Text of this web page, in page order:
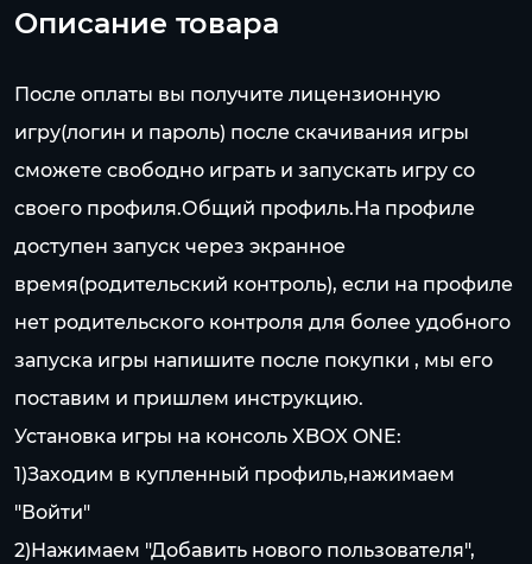
Описание товара
После оплаты вы получите лицензионную
игру(логин и пароль) после скачивания игры
сможете свободно играть и запускать игру со
своего профиля.Общий профиль.На профиле
доступен запуск через экранное
время(родительский контроль), если на профиле
нет родительского контроля для более удобного
запуска игры напишите после покупки , мы его
поставим и пришлем инструкцию.
Установка игры на консоль XBOX ONE:
1)Заходим в купленный профиль,нажимаем
"Войти"
2)Нажимаем "Добавить нового пользователя",